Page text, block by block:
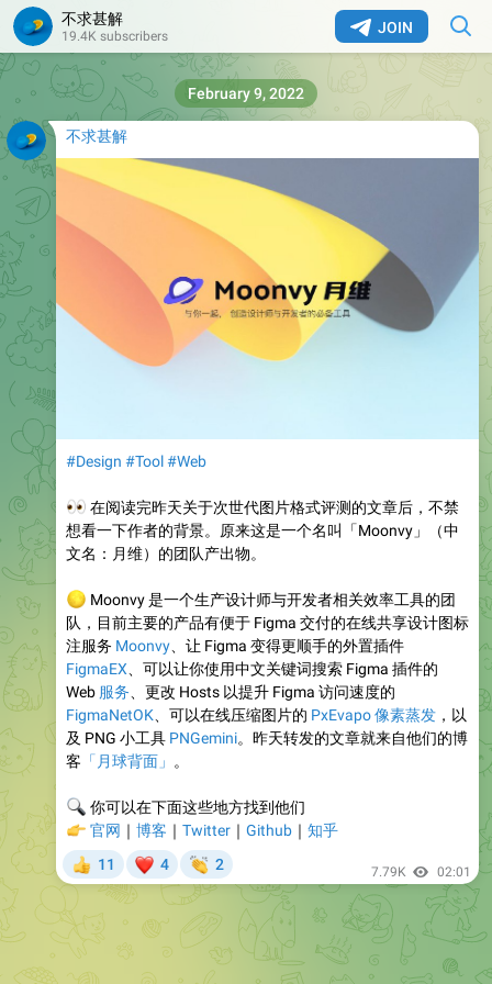
JOIN
不求甚解
19.4K subscribers
不求甚解
#Design #Tool#Web
在阅读完昨天关于次世代图片格式评测的文章后，不禁
想看一下作者的背景。原来这是一个名叫「Moonvy」（中
文名：月维）的团队产出物。
Moonvy 是一个生产设计师与开发者相关效率工具的团
队，目前主要的产品有便于 Figma 交付的在线共享设计图标
注服务 Moonvy 、让 Figma 变得更顺手的外置插件
FigmaEX 、可以让你使用中文关键词搜索 Figma 插件的
Web 服务 、更改 Hosts 以提升 Figma 访问速度的
FigmaNetOK 、可以在线压缩图片的 PxEvapo像素蒸发 ，以
及 PNG 小工具 PNGemini。昨天转发的文章就来自他们的博
客 「月球背面」 。
你可以在下面这些地方找到他们
官网 ｜ 博客 ｜ Twitter｜ Github｜ 知乎
11 4
👏
2 7.79K 02:01
February 9, 2022